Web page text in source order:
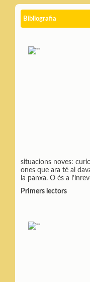
Bibliografia
situacions noves:
ones que ara té al
la panxa. O és a
Primers lectors